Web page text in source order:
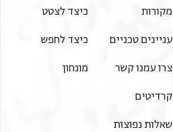
מקורות
עניינים טכניים
צרו עמנו קשר
קרדיטים
שאלות נפוצות
כיצד לצטט
כיצד לחפש
מונחון